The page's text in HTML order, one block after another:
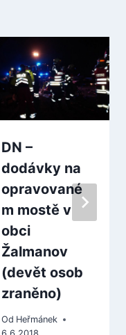
DN –
dodávky na
opravované
m mostě v
obci
Žalmanov
(devět osob
zraněno)
Od Heřmánek